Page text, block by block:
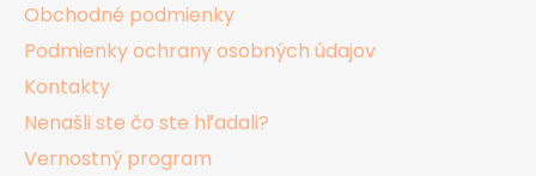
Obchodné podmienky
Podmienky ochrany osobných údajov
Kontakty
Nenašli ste čo ste hľadali?
Vernostný program